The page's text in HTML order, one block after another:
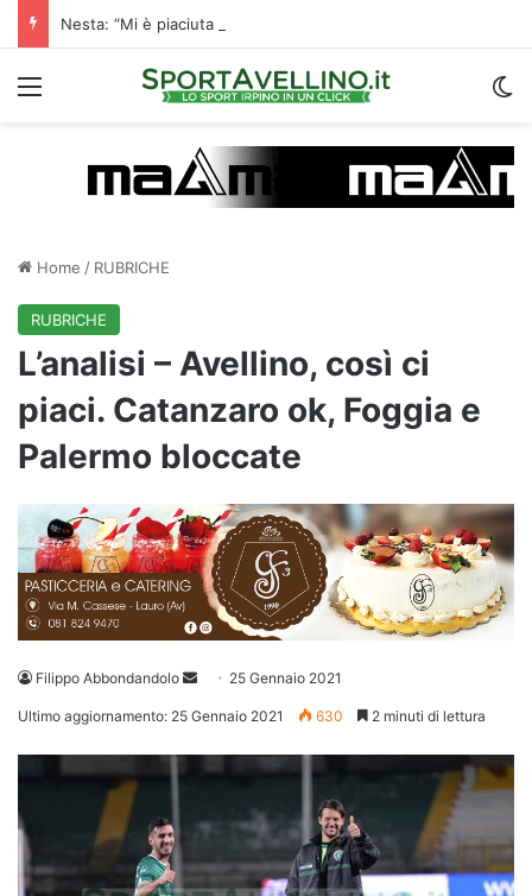
Menu
Home / RUBRICHE
RUBRICHE
L’analisi – Avellino, così ci
piaci. Catanzaro ok, Foggia e
Palermo bloccate
Filippo Abbondandolo
Invia 25 Gennaio 2021
Ultimo aggiornamento: 25 Gennaio 2021 630 2 minuti di lettura